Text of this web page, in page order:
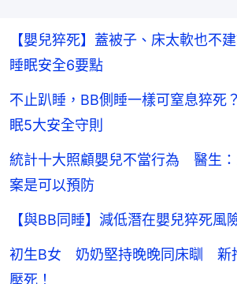
【嬰兒猝死】蓋被子、床太軟也不
睡眠安全6要點
不止趴睡，BB側睡一樣可窒息猝死
眠5大安全守則
統計十大照顧嬰兒不當行為 醫生
案是可以預防
【與BB同睡】減低潛在嬰兒猝死風
初生B女 奶奶堅持晚晚同床瞓 新
壓死！